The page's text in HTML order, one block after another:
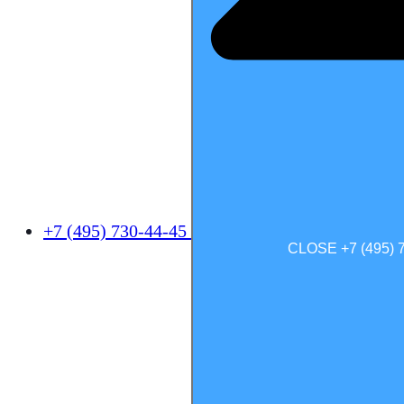
+7 (495) 730-44-45
CLOSE +7 (495)